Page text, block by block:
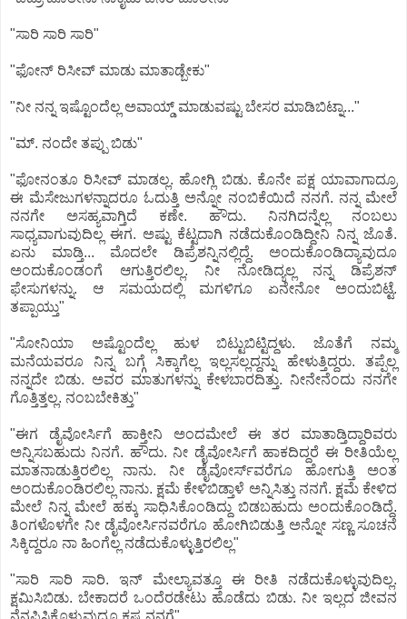
"ಸಾರಿ ಸಾರಿ ಸಾರಿ"
"ಫೋನ್ ರಿಸೀವ್ ಮಾಡು ಮಾತಾಡ್ಬೇಕು"
"ನೀ ನನ್ನ ಇಷ್ಟೊಂದೆಲ್ಲ ಅವಾಯ್ಡ್ ಮಾಡುವಷ್ಟು ಬೇಸರ ಮಾಡಿಬಿಟ್ನಾ..."
"ಮ್. ನಂದೇ ತಪ್ಪು ಬಿಡು"
"ಫೋನಂತೂ ರಿಸೀವ್ ಮಾಡಲ್ಲ. ಹೋಗ್ಲಿ ಬಿಡು. ಕೊನೇ ಪಕ್ಷ ಯಾವಾಗಾದ್ರೂ
ಈ ಮೆಸೇಜುಗಳನ್ನಾದರೂ ಓದುತ್ತಿ ಅನ್ನೋ ನಂಬಿಕೆಯಿದೆ ನನಗೆ. ನನ್ನ ಮೇಲೆ
ನನಗೇ ಅಸಹ್ಯವಾಗ್ತಿದೆ ಕಣೇ. ಹೌದು. ನಿನಗಿದನ್ನೆಲ್ಲ ನಂಬಲು
ಸಾಧ್ಯವಾಗುವುದಿಲ್ಲ ಈಗ. ಅಷ್ಟು ಕೆಟ್ಟದಾಗಿ ನಡೆದುಕೊಂಡಿದ್ದೀನಿ ನಿನ್ನ ಜೊತೆ.
ಏನು ಮಾಡ್ತಿ... ಮೊದಲೇ ಡಿಪ್ರೆಶನ್ನಿನಲ್ಲಿದ್ದೆ. ಅಂದುಕೊಂಡಿದ್ಯಾವುದೂ
ಅಂದುಕೊಂಡಂಗೆ ಆಗುತ್ತಿರಲಿಲ್ಲ. ನೀ ನೋಡಿದ್ಯಲ್ಲ ನನ್ನ ಡಿಪ್ರೆಶನ್
ಫೇಸುಗಳನ್ನು. ಆ ಸಮಯದಲ್ಲಿ ಮಗಳಿಗೂ ಏನೇನೋ ಅಂದುಬಿಟ್ಟೆ.
ತಪ್ಪಾಯ್ತು"
"ಸೋನಿಯಾ ಅಷ್ಟೊಂದೆಲ್ಲ ಹುಳ ಬಿಟ್ಟುಬಿಟ್ಟಿದ್ದಳು. ಜೊತೆಗೆ ನಮ್ಮ
ಮನೆಯವರೂ ನಿನ್ನ ಬಗ್ಗೆ ಸಿಕ್ಕಾಗೆಲ್ಲ ಇಲ್ಲಸಲ್ಲದ್ದನ್ನು ಹೇಳುತ್ತಿದ್ದರು. ತಪ್ಪೆಲ್ಲ
ನನ್ನದೇ ಬಿಡು. ಅವರ ಮಾತುಗಳನ್ನು ಕೇಳಬಾರದಿತ್ತು. ನೀನೇನೆಂದು ನನಗೇ
ಗೊತ್ತಿತ್ತಲ್ಲ. ನಂಬಬೇಕಿತ್ತು"
"ಈಗ ಡೈವೋರ್ಸಿಗೆ ಹಾಕ್ತೀನಿ ಅಂದಮೇಲೆ ಈ ತರ ಮಾತಾಡ್ತಿದ್ದಾರಿವರು
ಅನ್ನಿಸಬಹುದು ನಿನಗೆ. ಹೌದು. ನೀ ಡೈವೋರ್ಸಿಗೆ ಹಾಕದಿದ್ದರೆ ಈ ರೀತಿಯೆಲ್ಲ
ಮಾತನಾಡುತ್ತಿರಲಿಲ್ಲ ನಾನು. ನೀ ಡೈವೋರ್ಸ್‌ವರೆಗೂ ಹೋಗುತ್ತಿ ಅಂತ
ಅಂದುಕೊಂಡಿರಲಿಲ್ಲ ನಾನು. ಕ್ಷಮೆ ಕೇಳಿಬಿಡ್ತಾಳೆ ಅನ್ನಿಸಿತ್ತು ನನಗೆ. ಕ್ಷಮೆ ಕೇಳಿದ
ಮೇಲೆ ನಿನ್ನ ಮೇಲೆ ಹಕ್ಕು ಸಾಧಿಸಿಕೊಂಡಿದ್ದು ಬಿಡಬಹುದು ಅಂದುಕೊಂಡಿದ್ದೆ.
ತಿಂಗಳೊಳಗೇ ನೀ ಡೈವೋರ್ಸಿನವರೆಗೂ ಹೋಗಿಬಿಡುತ್ತಿ ಅನ್ನೋ ಸಣ್ಣ ಸೂಚನೆ
ಸಿಕ್ಕಿದ್ದರೂ ನಾ ಹಿಂಗೆಲ್ಲ ನಡೆದುಕೊಳ್ಳುತ್ತಿರಲಿಲ್ಲ"
"ಸಾರಿ ಸಾರಿ ಸಾರಿ. ಇನ್ ಮೇಲ್ಯಾವತ್ತೂ ಈ ರೀತಿ ನಡೆದುಕೊಳ್ಳುವುದಿಲ್ಲ.
ಕ್ಷಮಿಸಿಬಿಡು. ಬೇಕಾದರೆ ಒಂದೆರಡೇಟು ಹೊಡೆದು ಬಿಡು. ನೀ ಇಲ್ಲದ ಜೀವನ
ನೆನಪಿಸಿಕೊಳ್ಳುವುದೂ ಕಷ್ಟ ನನಗೆ"